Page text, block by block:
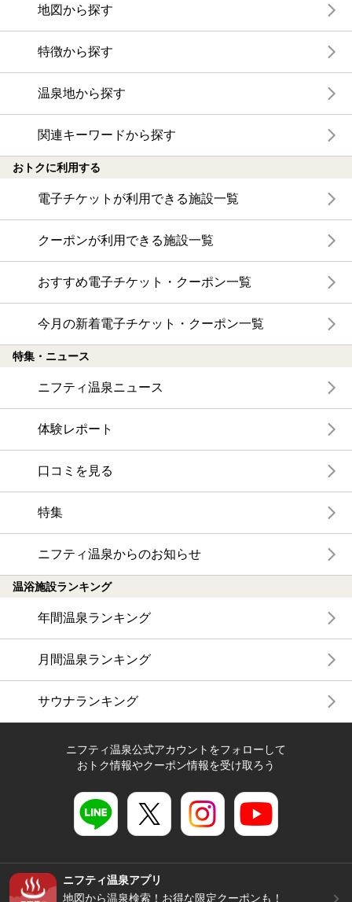
地図から探す
特徴から探す
温泉地から探す
関連キーワードから探す
おトクに利用する
電子チケットが利用できる施設一覧
クーポンが利用できる施設一覧
おすすめ電子チケット・クーポン一覧
今月の新着電子チケット・クーポン一覧
特集・ニュース
ニフティ温泉ニュース
体験レポート
口コミを見る
特集
ニフティ温泉からのお知らせ
温浴施設ランキング
年間温泉ランキング
月間温泉ランキング
サウナランキング
ニフティ温泉公式アカウントをフォローして
おトク情報やクーポン情報を受け取ろう
ニフティ温泉アプリ
地図から温泉検索！お得な限定クーポンも！